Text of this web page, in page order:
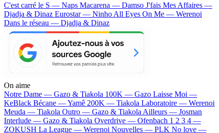
C'est carré le S — Naps Macarena — Damso J'fais Mes Affaires —
Djadja & Dinaz Eurostar — Ninho All Eyes On Me — Werenoi
Dans le réseau — Djadja & Dinaz
On aime
Notre Dame — Gazo & Tiakola 100K — Gazo Laisse Moi —
KeBlack Bécane —Yamê 200K — Tiakola Laboratoire — Werenoi
Meuda — Tiakola Outro — Gazo & Tiakola Ailleurs — Josman
Interlude — Gazo & Tiakola Overdrive — Ofenbach 1 2 3 4 —
ZOKUSH La League — Werenoi Nouvelles — PLK No love —